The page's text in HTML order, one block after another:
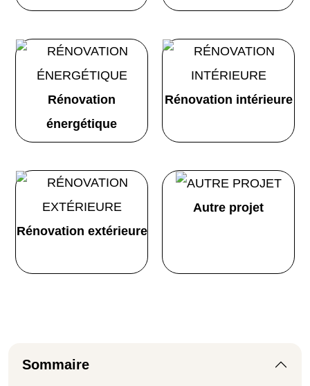
Rénovation
énergétique
Rénovation intérieure
Rénovation extérieure
Autre projet
Sommaire